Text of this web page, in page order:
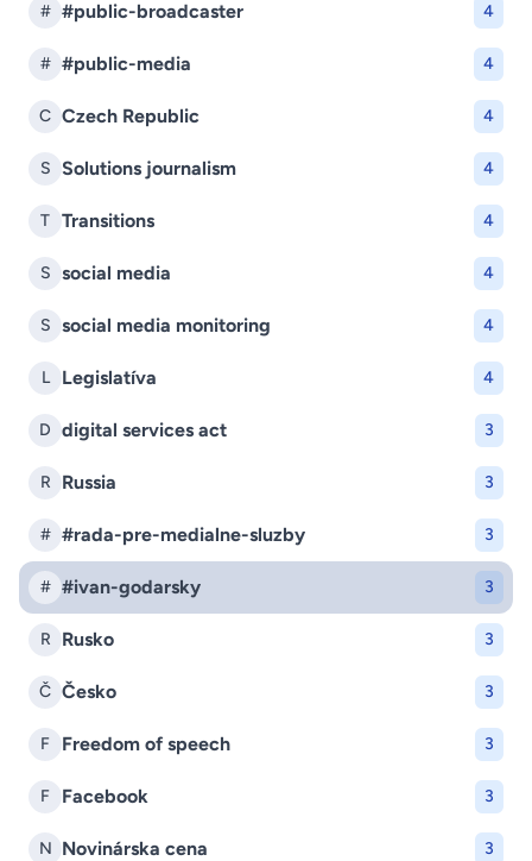
# #public-broadcaster 4
# #public-media 4
C Czech Republic 4
S Solutions journalism 4
T Transitions 4
S social media 4
S social media monitoring 4
L Legislatíva 4
D digital services act 3
R Russia 3
# #rada-pre-medialne-sluzby 3
# #ivan-godarsky 3
R Rusko 3
Č Česko 3
F Freedom of speech 3
F Facebook 3
N Novinárska cena 3